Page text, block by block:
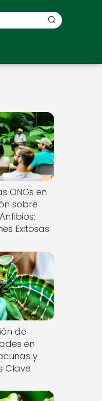
ONGs en
sobre
Exitosas
de
en
y
Clave